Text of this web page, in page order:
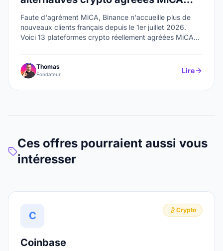
(2026)
Faute d'agrément MiCA, Binance n'accueille plus de
nouveaux clients français depuis le 1er juillet 2026.
Voici 13 plateformes crypto réellement agréées MiCA
Thomas
Fondateur Lire
Ces offres pourraient aussi vous
intéresser
C Crypto
Coinbase